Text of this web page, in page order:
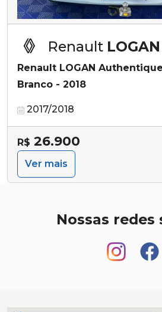
Renault LOGAN
Renault LOGAN
Branco - 2018
2017/2018
R$ 26.900
Ver mais
Nossas redes